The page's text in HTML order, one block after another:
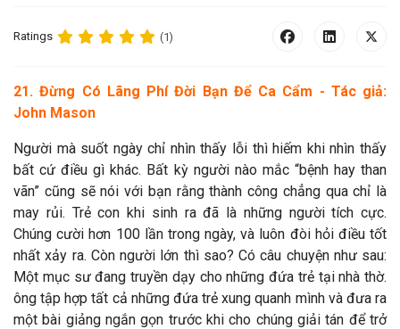
Ratings (1)
21. Đừng Có Lãng Phí Đời Bạn Để Ca Cẩm - Tác giả:
John Mason
Người mà suốt ngày chỉ nhìn thấy lỗi thì hiếm khi nhìn thấy
bất cứ điều gì khác. Bất kỳ người nào mắc “bệnh hay than
vãn” cũng sẽ nói với bạn rằng thành công chẳng qua chỉ là
may rủi. Trẻ con khi sinh ra đã là những người tích cực.
Chúng cười hơn 100 lần trong ngày, và luôn đòi hỏi điều tốt
nhất xảy ra. Còn người lớn thì sao? Có câu chuyện như sau:
Một mục sư đang truyền dạy cho những đứa trẻ tại nhà thờ.
ông tập hợp tất cả những đứa trẻ xung quanh mình và đưa ra
một bài giảng ngắn gọn trước khi cho chúng giải tán để trở